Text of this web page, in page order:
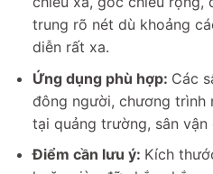
trung rõ nét dù khoảng
diễn rất xa.
Ứng dụng phù hợp: Các
đông người, chương trình
tại quảng trường, sân
Điểm cần lưu ý: Kích